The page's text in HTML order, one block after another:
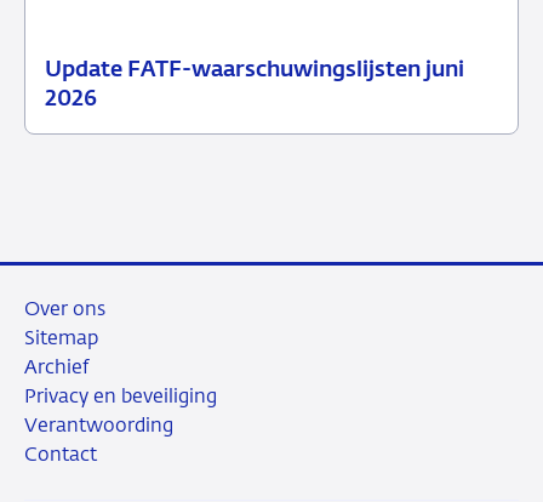
Update FATF-waarschuwingslijsten juni
2026
23
Nieuwsbericht
Over ons
Sitemap
Archief
Privacy en beveiliging
Verantwoording
Contact